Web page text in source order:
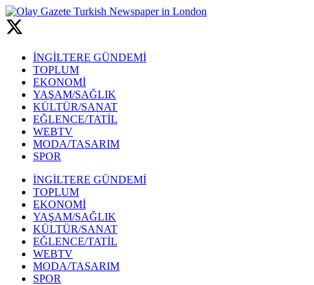
İNGİLTERE GÜNDEMİ
TOPLUM
EKONOMİ
YAŞAM/SAĞLIK
KÜLTÜR/SANAT
EĞLENCE/TATİL
WEBTV
MODA/TASARIM
SPOR
İNGİLTERE GÜNDEMİ
TOPLUM
EKONOMİ
YAŞAM/SAĞLIK
KÜLTÜR/SANAT
EĞLENCE/TATİL
WEBTV
MODA/TASARIM
SPOR